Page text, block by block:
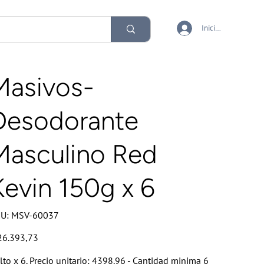
Iniciar sesión
Red
150g x 6
SKU
MSV-
MSV-60037
x 6. Precio unitario: 4398.96 - Cantidad minima 6